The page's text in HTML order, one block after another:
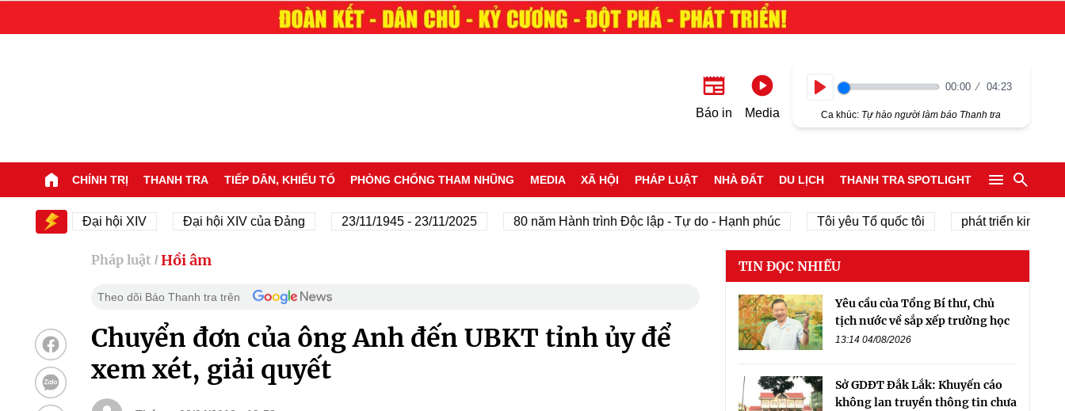
Báo in Media
00:00 04:23
Ca khúc: Tự hào người làm báo Thanh tra
CHÍNH TRỊ THANH TRA TIẾP DÂN, KHIẾU TỐ PHÒNG CHỐNG THAM NHŨNG MEDIA XÃ HỘI PHÁP LUẬT NHÀ ĐẤT DU LỊCH THANH TRA SPOTLIGHT
Đại hội XIV Đại hội XIV của Đảng 23/11/1945 - 23/11/2025 80 năm Hành trình Độc lập - Tự do - Hạnh phúc Tôi yêu Tổ quốc tôi phát triển kinh tế tư nhân
Pháp luật / Hồi âm
Theo dõi Báo Thanh tra trên
Chuyển đơn của ông Anh đến UBKT tỉnh ủy để
xem xét, giải quyết
TIN ĐỌC NHIỀU
Yêu cầu của Tổng Bí thư, Chủ
tịch nước về sắp xếp trường học
13:14 04/08/2026
Sở GDĐT Đắk Lắk: Khuyến cáo
không lan truyền thông tin chưa